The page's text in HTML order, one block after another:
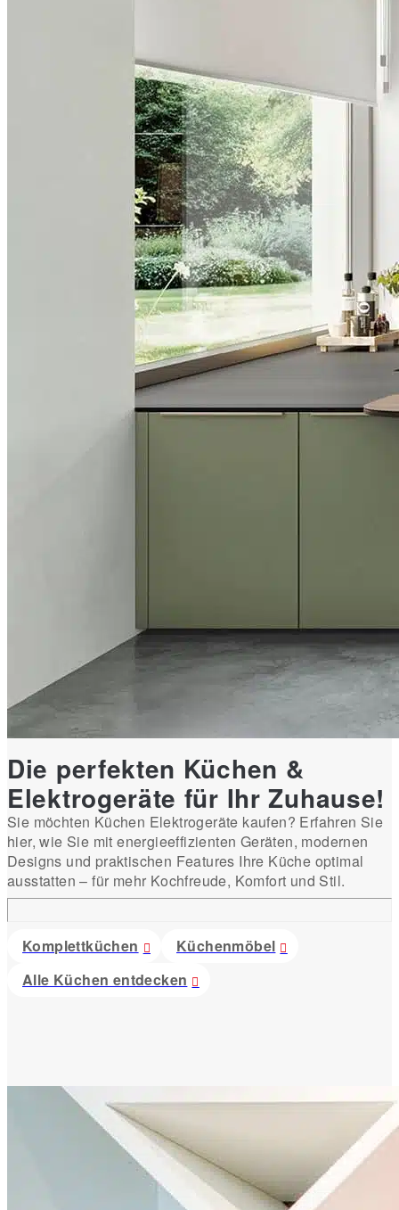
Die perfekten Küchen &
Elektrogeräte für Ihr Zuhause!
Sie möchten Küchen Elektrogeräte kaufen? Erfahren Sie
hier, wie Sie mit energieeffizienten Geräten, modernen
Designs und praktischen Features Ihre Küche optimal
ausstatten – für mehr Kochfreude, Komfort und Stil.
Komplettküchen
Küchenmöbel
Alle Küchen entdecken